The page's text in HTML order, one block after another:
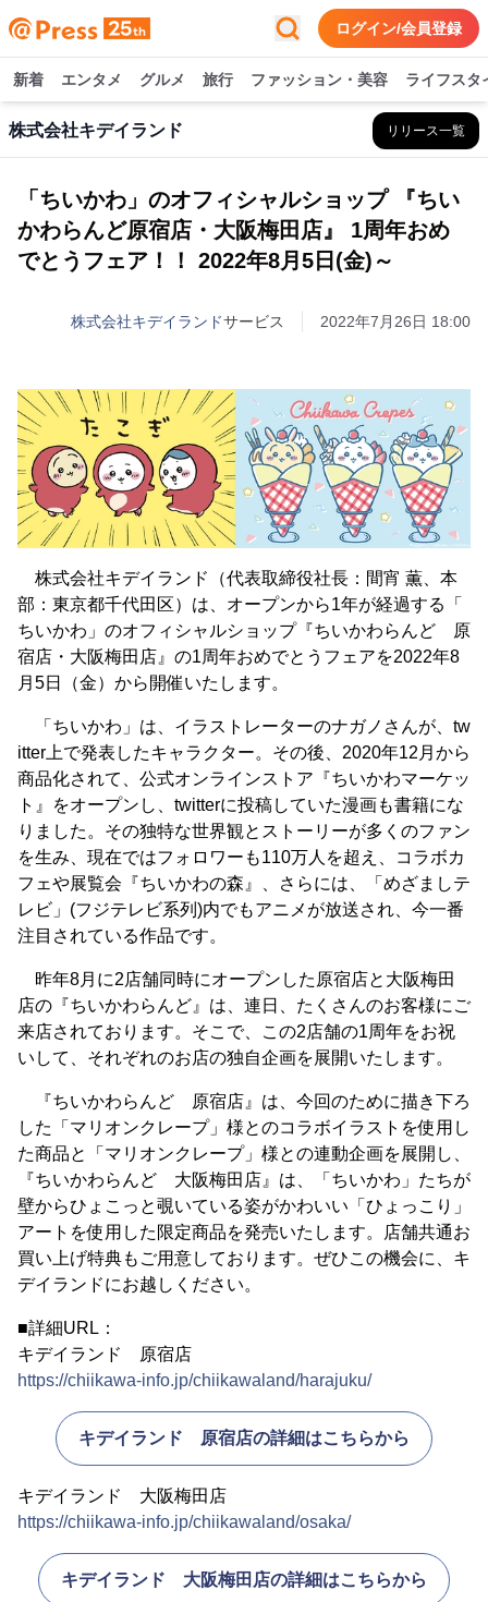
ログイン/会員登録
新着 エンタメ グルメ 旅行 ファッション・美容 ライフスタ
株式会社キデイランド リリース一覧
「ちいかわ」のオフィシャルショップ 『ちい
かわらんど原宿店・大阪梅田店』 1周年おめ
でとうフェア！！ 2022年8月5日(金)～
株式会社キデイランドサービス 2022年7月26日 18:00
株式会社キデイランド（代表取締役社長：間宵 薫、本
部：東京都千代田区）は、オープンから1年が経過する「
ちいかわ」のオフィシャルショップ『ちいかわらんど 原
宿店・大阪梅田店』の1周年おめでとうフェアを2022年8
月5日（金）から開催いたします。
「ちいかわ」は、イラストレーターのナガノさんが、tw
itter上で発表したキャラクター。その後、2020年12月から
商品化されて、公式オンラインストア『ちいかわマーケッ
ト』をオープンし、twitterに投稿していた漫画も書籍にな
りました。その独特な世界観とストーリーが多くのファン
を生み、現在ではフォロワーも110万人を超え、コラボカ
フェや展覧会『ちいかわの森』、さらには、「めざましテ
レビ」(フジテレビ系列)内でもアニメが放送され、今一番
注目されている作品です。
昨年8月に2店舗同時にオープンした原宿店と大阪梅田
店の『ちいかわらんど』は、連日、たくさんのお客様にご
来店されております。そこで、この2店舗の1周年をお祝
いして、それぞれのお店の独自企画を展開いたします。
『ちいかわらんど 原宿店』は、今回のために描き下ろ
した「マリオンクレープ」様とのコラボイラストを使用し
た商品と「マリオンクレープ」様との連動企画を展開し、
『ちいかわらんど 大阪梅田店』は、「ちいかわ」たちが
壁からひょこっと覗いている姿がかわいい「ひょっこり」
アートを使用した限定商品を発売いたします。店舗共通お
買い上げ特典もご用意しております。ぜひこの機会に、キ
デイランドにお越しください。
■詳細URL：
キデイランド 原宿店
https://chiikawa-info.jp/chiikawaland/harajuku/
キデイランド 原宿店の詳細はこちらから
キデイランド 大阪梅田店
https://chiikawa-info.jp/chiikawaland/osaka/
キデイランド 大阪梅田店の詳細はこちらから